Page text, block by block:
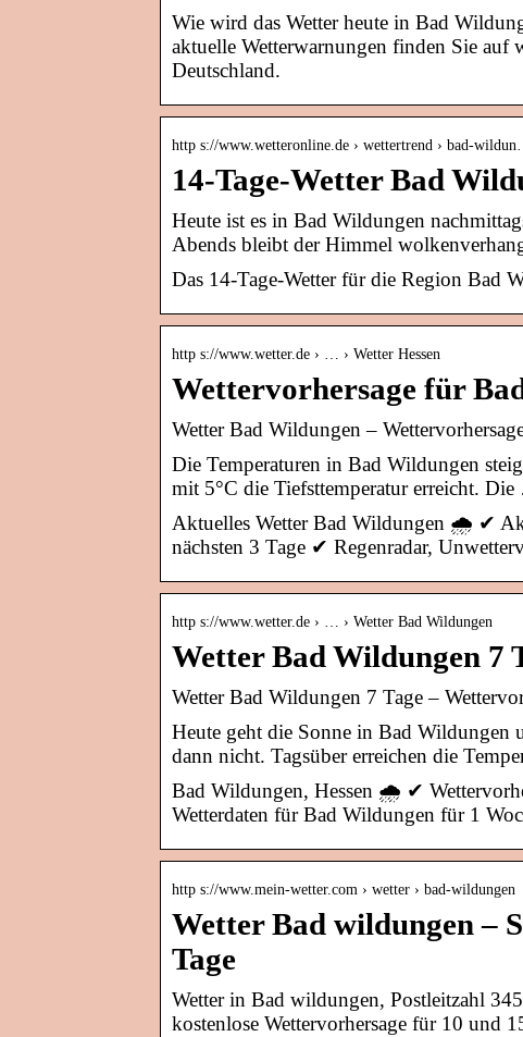
Wie wird das Wetter heute in Bad
aktuelle Wetterwarnungen finden Sie auf
Deutschland.
http s://www.wetteronline.de › wettertrend › bad-wildun…
14-Tage-Wetter Bad
Heute ist es in Bad Wildungen
Abends bleibt der Himmel
Das 14-Tage-Wetter für die Region Bad
http s://www.wetter.de › … › Wetter Hessen
Wettervorhersage für
Wetter Bad Wildungen –
Die Temperaturen in Bad Wildungen
mit 5°C die Tiefsttemperatur erreicht.
Aktuelles Wetter Bad Wildungen 🌧️ ✔
nächsten 3 Tage ✔ Regenradar,
http s://www.wetter.de › … › Wetter Bad Wildungen
Wetter Bad Wildungen 7
Wetter Bad Wildungen 7 Tage –
Heute geht die Sonne in Bad
dann nicht. Tagsüber erreichen die
Bad Wildungen, Hessen 🌧️ ✔
Wetterdaten für Bad Wildungen für 1
http s://www.mein-wetter.com › wetter › bad-wildungen
Wetter Bad wildungen –
Tage
Wetter in Bad wildungen, Postleitzahl
kostenlose Wettervorhersage für 10 und